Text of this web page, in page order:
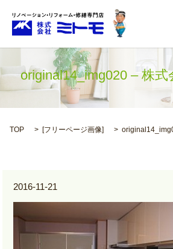
original14_img020 – 株
TOP [フリーページ画像]
2016-11-21